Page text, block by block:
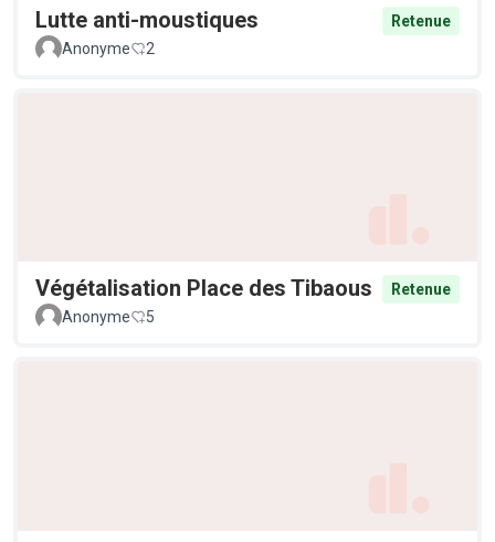
Lutte anti-moustiques
Retenue
Anonyme
2
Végétalisation Place des Tibaous
Retenue
Anonyme
5